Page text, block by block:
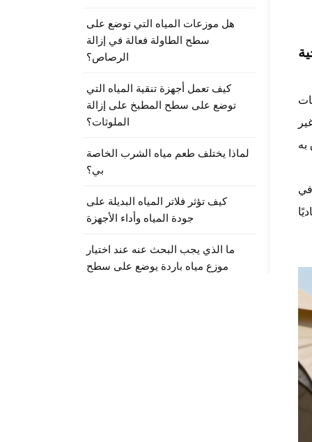
هل موزعات المياه التي توضع على
سطح الطاولة فعالة في إزالة
الرصاص؟
كيف تعمل أجهزة تنقية المياه التي
توضع على سطح المطبخ على إزالة
الملوثات؟
لماذا يختلف طعم مياه الشرب الخاصة
بي؟
كيف تؤثر فلاتر المياه البديلة على
جودة المياه وأداء الأجهزة
ما الذي يجب البحث عنه عند اختيار
موزع مياه باردة يوضع على سطح